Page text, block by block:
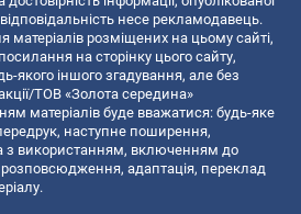
несе рекламодавець.
матеріалів розміщених на цьому сайті,
на сторінку цього сайту,
якого іншого згадування, але без
ТОВ «Золота середина»
матеріалів буде вважатися: будь-яке
наступне поширення,
з використанням, включенням до
розповсюдження, адаптація, переклад